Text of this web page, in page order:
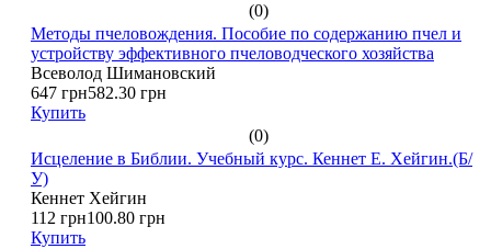
(0)
Методы пчеловождения. Пособие по содержанию пчел и
устройству эффективного пчеловодческого хозяйства
Всеволод Шимановский
647 грн582.30 грн
Купить
(0)
Исцеление в Библии. Учебный курс. Кеннет Е. Хейгин.(Б/
У)
Кеннет Хейгин
112 грн100.80 грн
Купить